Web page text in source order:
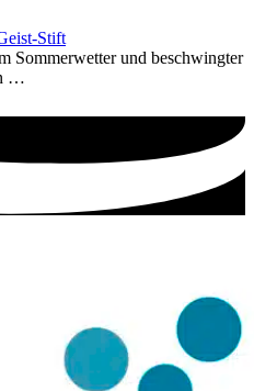
Stift
Sommerwetter und beschwingter
…